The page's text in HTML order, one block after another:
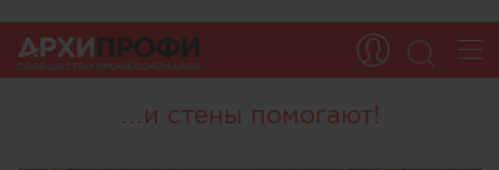
…и стены помогают!